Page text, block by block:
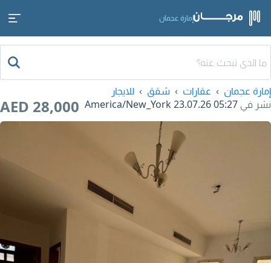
إمارة عجمان
إمارة عجمان عقارات شقق
للايجار
نشر في 23.07.26 05:27
AED 28,000